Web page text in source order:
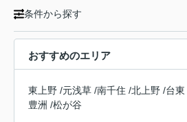
条件から探す
おすすめのエリア
東上野 /元浅草 /南千住 /北上野 /台東
豊洲 /松が谷